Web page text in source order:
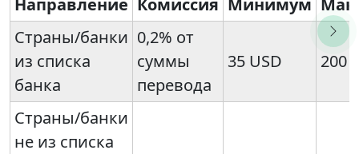
Направление Комиссия Минимум
Страны/банки
из списка
банка
0,2% от
суммы
перевода
35 USD 200
Страны/банки
не из списка